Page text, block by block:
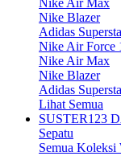
Nike Blazer
Adidas
Nike Air Force
Nike Air Max
Nike Blazer
Adidas
Lihat Semua
SUSTER123
Sepatu
Semua Koleksi